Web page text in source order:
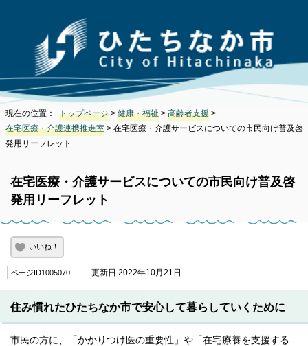
現在の位置： トップページ > 健康・福祉 > 高齢者支援 >
在宅医療・介護連携推進室 > 在宅医療・介護サービスについての市民向け普及啓
発用リーフレット
在宅医療・介護サービスについての市民向け普及啓
発用リーフレット
いいね！
ページID1005070 更新日 2022年10月21日
住み慣れたひたちなか市で安心して暮らしていくために
市民の方に、「かかりつけ医の重要性」や「在宅療養を支援する